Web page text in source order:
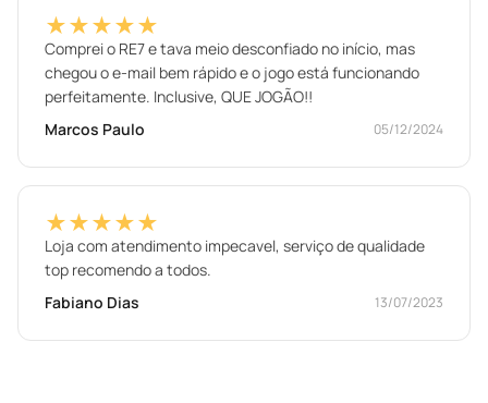
★★★★★
Comprei o RE7 e tava meio desconfiado no início, mas
chegou o e-mail bem rápido e o jogo está funcionando
perfeitamente. Inclusive, QUE JOGÃO!!
Marcos Paulo
05/12/2024
★★★★★
Loja com atendimento impecavel, serviço de qualidade
top recomendo a todos.
Fabiano Dias
13/07/2023